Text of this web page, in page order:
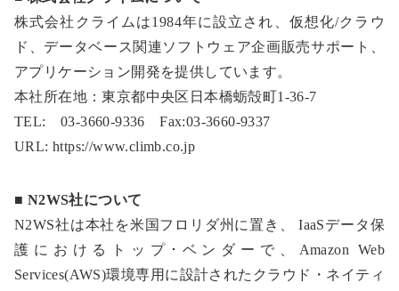
株式会社クライムは1984年に設立され、仮想化/クラウ
ド、データベース関連ソフトウェア企画販売サポート、
アプリケーション開発を提供しています。
本社所在地：東京都中央区日本橋蛎殻町1-36-7
TEL: 03-3660-9336 Fax:03-3660-9337
URL: https://www.climb.co.jp
■ N2WS社について
N2WS社は本社を米国フロリダ州に置き、 IaaSデータ保
護におけるトップ･ベンダーで、Amazon Web
Services(AWS)環境専用に設計されたクラウド・ネイティ